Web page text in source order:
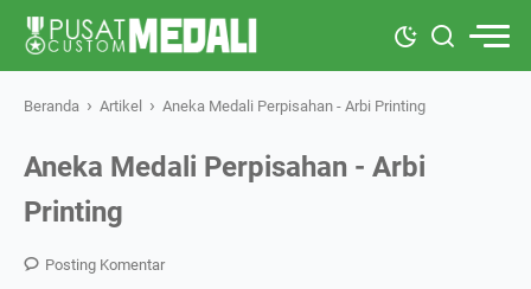
Beranda › Artikel › Aneka Medali Perpisahan - Arbi Printing
Aneka Medali Perpisahan - Arbi
Printing
Posting Komentar